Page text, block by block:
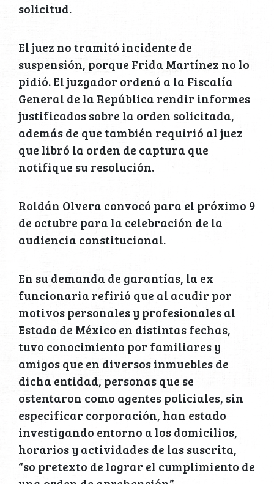
solicitud.
El juez no tramitó incidente de
suspensión, porque Frida Martínez no lo
pidió. El juzgador ordenó a la Fiscalía
General de la República rendir informes
justificados sobre la orden solicitada,
además de que también requirió al juez
que libró la orden de captura que
notifique su resolución.
Roldán Olvera convocó para el próximo 9
de octubre para la celebración de la
audiencia constitucional.
En su demanda de garantías, la ex
funcionaria refirió que al acudir por
motivos personales y profesionales al
Estado de México en distintas fechas,
tuvo conocimiento por familiares y
amigos que en diversos inmuebles de
dicha entidad, personas que se
ostentaron como agentes policiales, sin
especificar corporación, han estado
investigando entorno a los domicilios,
horarios y actividades de las suscrita,
“so pretexto de lograr el cumplimiento de